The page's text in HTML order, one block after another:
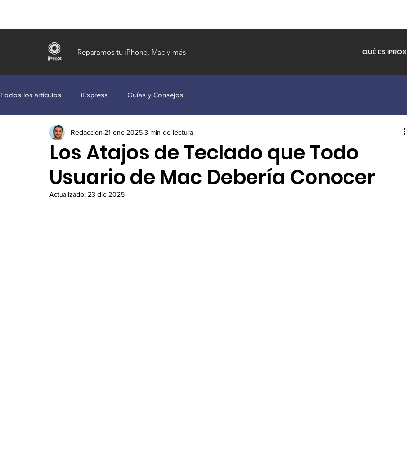
Reparamos tu iPhone, Mac y más QUÉ ES iPROX
Todos los artículos iExpress Guías y Consejos
Los Atajos de Teclado que Todo
Usuario de Mac Debería Conocer
Redacción 21 ene 20253 min de lectura
Actualizado: 23 dic 2025